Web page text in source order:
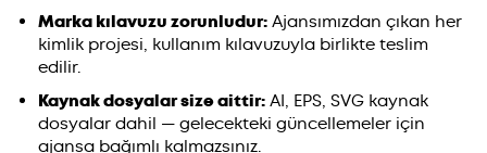
Marka kılavuzu zorunludur: Ajansımızdan çıkan her
kimlik projesi, kullanım kılavuzuyla birlikte teslim
edilir.
Kaynak dosyalar size aittir: AI, EPS, SVG kaynak
dosyalar dahil — gelecekteki güncellemeler için
ajansa bağımlı kalmazsınız.